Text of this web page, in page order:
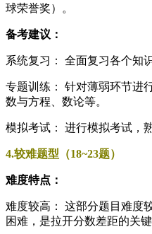
球荣誉奖）。
备考建议：
系统复习： 全面复习各个知
专题训练： 针对薄弱环节进
数与方程、数论等。
模拟考试： 进行模拟考试，
4.较难题型（18~23题）
难度特点：
难度较高： 这部分题目难度
困难，是拉开分数差距的关键